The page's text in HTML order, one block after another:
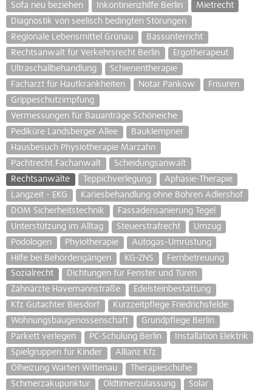
Sofa neu beziehen
Inkontinenzhilfe Berlin
Mietrecht
Diagnostik von seelisch bedingten Störungen
Regionale Lebensmittel Grünau
Bassunterricht
Rechtsanwalt für Verkehrsrecht Berlin
Ergotherapeut
Ultraschallbehandlung
Schienentherapie
Facharzt für Hautkrankheiten
Notar Pankow
Frisuren
Grippeschutzimpfung
Vermessungen für Bauanträge Schöneiche
Pediküre Landsberger Allee
Bauklempner
Hausbesuch Physiotherapie Marzahn
Pachtrecht Fachanwalt
Scheidungsanwalt
Rechtsanwälte
Teppichverlegung
Aphasie-Therapie
Langzeit - EKG
Kariesbehandlung ohne Bohren Adlershof
DOM Sicherheitstechnik
Fassadensanierung Tegel
Unterstützung im Alltag
Steuerstrafrecht
Umzug
Podologen
Phyiotherapie
Autogas-Umrüstung
Hilfe bei Behördengängen
KG-ZNS
Fernbetreuung
Sozialrecht
Dichtungen für Fenster und Türen
Zahnärzte Havemannstraße
Edelsteinbestattung
Kfz Gutachter Biesdorf
Kurzzeitpflege Friedrichsfelde
Wohnungsbaugenossenschaft
Grundpflege Berlin
Parkett verlegen
PC-Schulung Berlin
Installation Elektrik
Spielgruppen für Kinder
Allianz Kfz
Ölheizung Warten Wittenau
Therapieschuhe
Schmerzakupunktur
Oldtimerzulassung
Solar